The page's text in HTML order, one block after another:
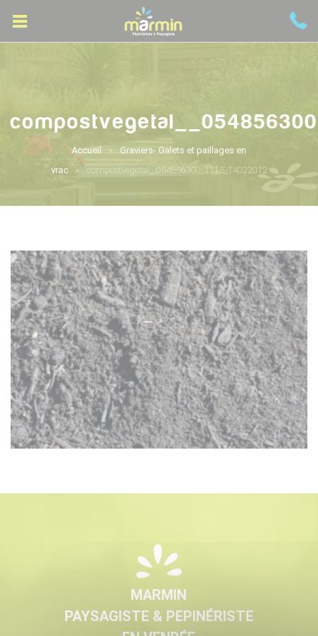
Accueil
Graviers- Galets et paillages en
vrac
compostvegetal__054856300_1115_14022012
MARMIN
PAYSAGISTE & PEPINÉRISTE